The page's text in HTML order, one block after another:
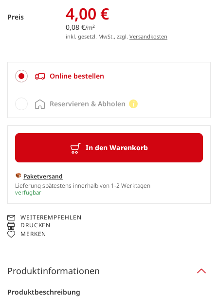
Preis 4,00 €
0,08 €/m2
inkl. gesetzl. MwSt., zzgl. Versandkosten
Online bestellen
In den Warenkorb
Paketversand
Lieferung spätestens innerhalb von 1-2 Werktagen
verfügbar
Reservieren & Abholen
WEITEREMPFEHLEN
DRUCKEN
MERKEN
Produktinformationen
Produktbeschreibung